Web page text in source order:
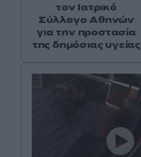
τον Ιατρικό
Σύλλογο Αθηνών
για την προστασία
της δημόσιας υγείας